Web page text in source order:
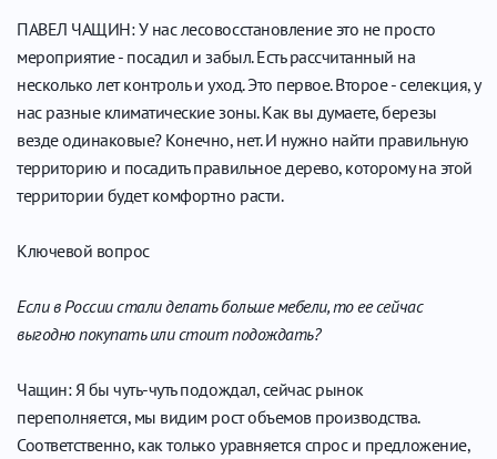
ПАВЕЛ ЧАЩИН: У нас лесовосстановление это не просто
мероприятие - посадил и забыл. Есть рассчитанный на
несколько лет контроль и уход. Это первое. Второе - селекция, у
нас разные климатические зоны. Как вы думаете, березы
везде одинаковые? Конечно, нет. И нужно найти правильную
территорию и посадить правильное дерево, которому на этой
территории будет комфортно расти.
Ключевой вопрос
Если в России стали делать больше мебели, то ее сейчас
выгодно покупать или стоит подождать?
Чащин: Я бы чуть-чуть подождал, сейчас рынок
переполняется, мы видим рост объемов производства.
Соответственно, как только уравняется спрос и предложение,